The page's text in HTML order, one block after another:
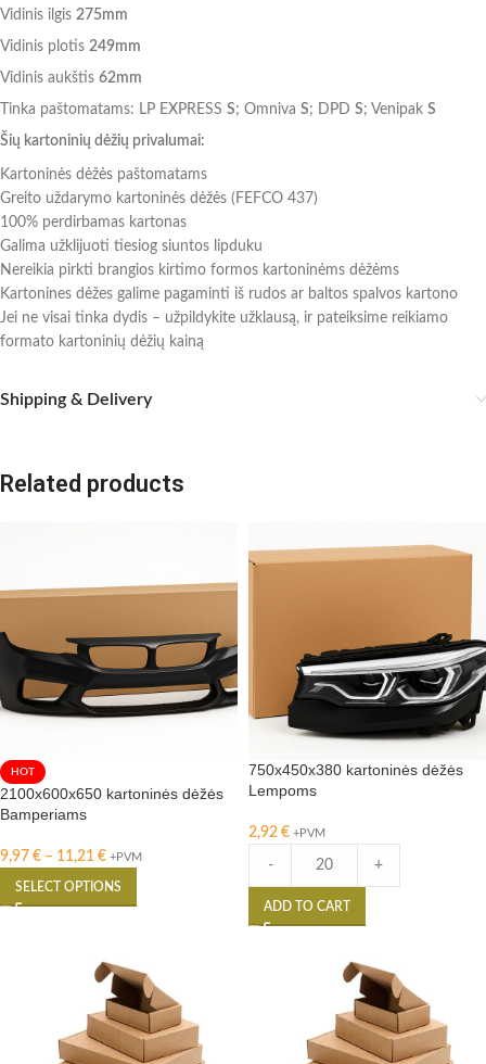
Vidinis ilgis 275mm
Vidinis plotis 249mm
Vidinis aukštis 62mm
Tinka paštomatams: LP EXPRESS S; Omniva S; DPD S; Venipak S
Šių kartoninių dėžių privalumai:
Kartoninės dėžės paštomatams
Greito uždarymo kartoninės dėžės (FEFCO 437)
100% perdirbamas kartonas
Galima užklijuoti tiesiog siuntos lipduku
Nereikia pirkti brangios kirtimo formos kartoninėms dėžėms
Kartonines dėžes galime pagaminti iš rudos ar baltos spalvos kartono
Jei ne visai tinka dydis – užpildykite užklausą, ir pateiksime reikiamo
formato kartoninių dėžių kainą
Shipping & Delivery
Related products
HOT
2100x600x650 kartoninės dėžės
Bamperiams
9,97 € – 11,21 € +PVM
SELECT OPTIONS
750x450x380 kartoninės dėžės
Lempoms
2,92 € +PVM
- +
ADD TO CART